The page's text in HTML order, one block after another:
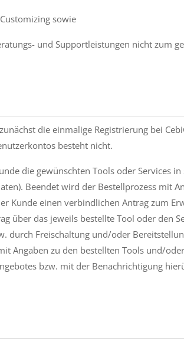
sowie
und Supportleistungen nicht zum
die einmalige Registrierung bei
besteht nicht.
die gewünschten Tools oder Services
Beendet wird der Bestellprozess mit
Kunde einen verbindlichen Antrag zum
über das jeweils bestellte Tool oder den
durch Freischaltung und/oder
Angaben zu den bestellten Tools und/
bzw. mit der Benachrichtigung